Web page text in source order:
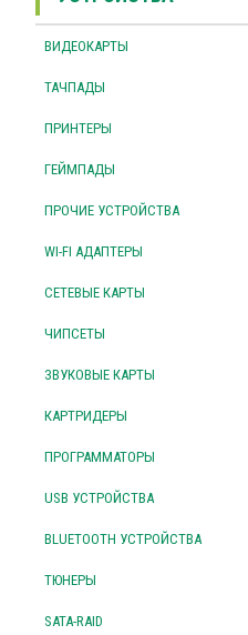
ВИДЕОКАРТЫ
ТАЧПАДЫ
ПРИНТЕРЫ
ГЕЙМПАДЫ
ПРОЧИЕ УСТРОЙСТВА
WI-FI АДАПТЕРЫ
СЕТЕВЫЕ КАРТЫ
ЧИПСЕТЫ
ЗВУКОВЫЕ КАРТЫ
КАРТРИДЕРЫ
ПРОГРАММАТОРЫ
USB УСТРОЙСТВА
BLUETOOTH УСТРОЙСТВА
ТЮНЕРЫ
SATA-RAID